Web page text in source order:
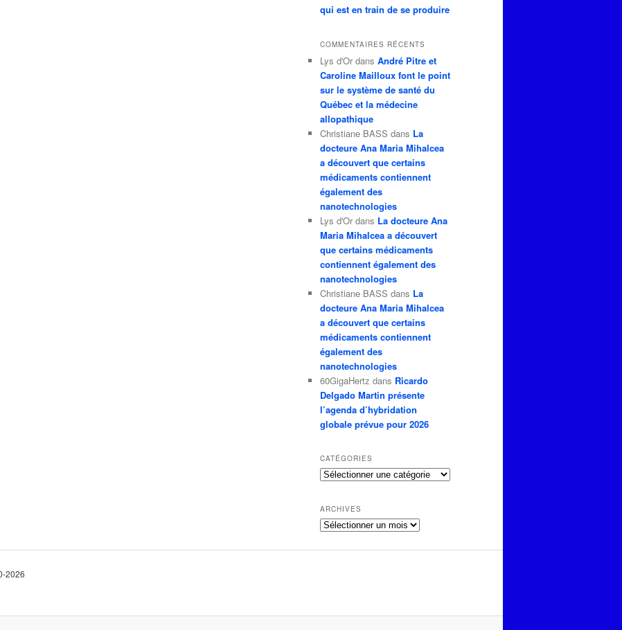
qui est en train de se produire
COMMENTAIRES RÉCENTS
Lys d'Or dans André Pitre et
Caroline Mailloux font le point
sur le système de santé du
Québec et la médecine
allopathique
Christiane BASS dans La
docteure Ana Maria Mihalcea
a découvert que certains
médicaments contiennent
également des
nanotechnologies
Lys d'Or dans La docteure Ana
Maria Mihalcea a découvert
que certains médicaments
contiennent également des
nanotechnologies
Christiane BASS dans La
docteure Ana Maria Mihalcea
a découvert que certains
médicaments contiennent
également des
nanotechnologies
60GigaHertz dans Ricardo
Delgado Martin présente
l’agenda d’hybridation
globale prévue pour 2026
CATÉGORIES
Catégories
ARCHIVES
Archives
2026